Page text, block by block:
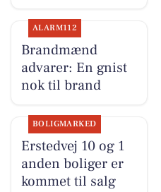
ALARM112
Brandmænd
advarer: En gnist
nok til brand
BOLIGMARKED
Erstedvej 10 og 1
anden boliger er
kommet til salg